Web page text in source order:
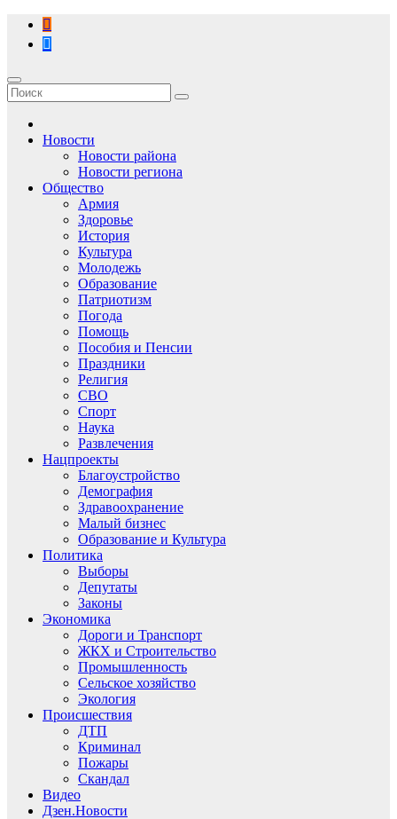
Перейти
содержимому
Новости
Новости района
Новости региона
Общество
Армия
Здоровье
История
Культура
Молодежь
Образование
Патриотизм
Погода
Помощь
Пособия и Пенсии
Праздники
Религия
СВО
Спорт
Наука
Развлечения
Нацпроекты
Благоустройство
Демография
Здравоохранение
Малый бизнес
Образование и Культура
Политика
Выборы
Депутаты
Законы
Экономика
Дороги и Транспорт
ЖКХ и Строительство
Промышленность
Сельское хозяйство
Экология
Происшествия
ДТП
Криминал
Пожары
Скандал
Видео
Дзен.Новости